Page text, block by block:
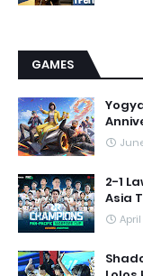
GAMES
2-1
Asia
April